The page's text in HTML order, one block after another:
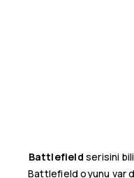
Battlefield serisini
Battlefield oyunu var